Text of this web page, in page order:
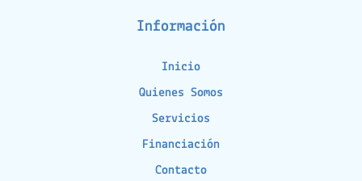
Información
Inicio
Quienes Somos
Servicios
Financiación
Contacto